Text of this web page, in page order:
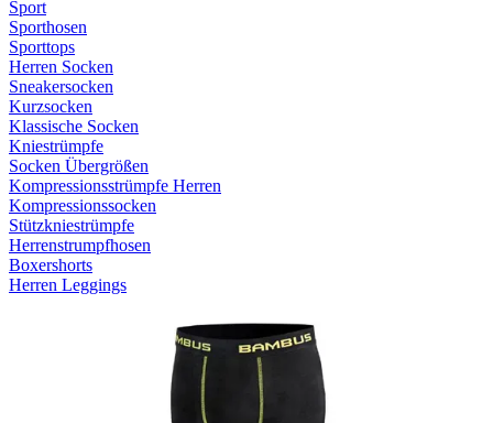
Sport
Sporthosen
Sporttops
Herren Socken
Sneakersocken
Kurzsocken
Klassische Socken
Kniestrümpfe
Socken Übergrößen
Kompressionsstrümpfe Herren
Kompressionssocken
Stützkniestrümpfe
Herrenstrumpfhosen
Boxershorts
Herren Leggings